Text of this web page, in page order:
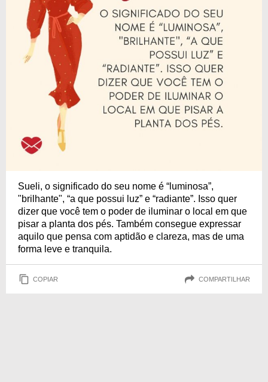
Sueli, o significado do seu nome é “luminosa”,
"brilhante", “a que possui luz” e “radiante”. Isso quer
dizer que você tem o poder de iluminar o local em que
pisar a planta dos pés. Também consegue expressar
aquilo que pensa com aptidão e clareza, mas de uma
forma leve e tranquila.
COPIAR COMPARTILHAR